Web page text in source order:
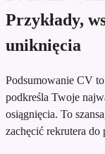
Przykłady,
uniknięcia
Podsumowanie CV
podkreśla Twoje
osiągnięcia. To
zachęcić rekrutera do